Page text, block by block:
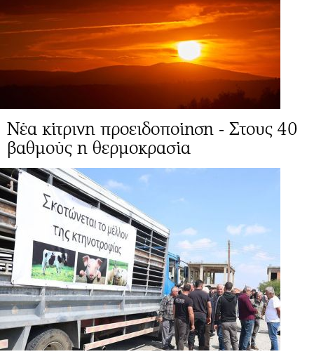
Νέα κίτρινη προειδοποίηση - Στους 40
βαθμούς η θερμοκρασία